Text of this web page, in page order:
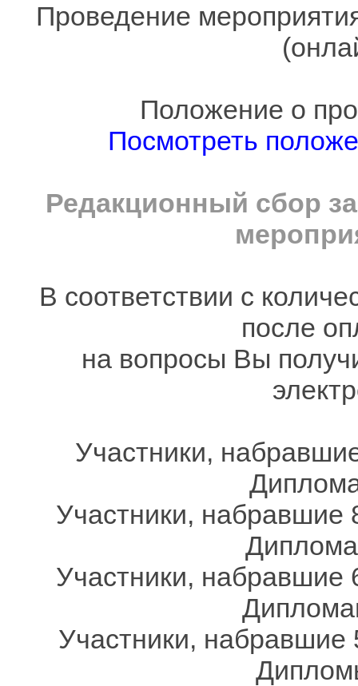
Проведение
Положение о
Посмотреть
Редакционный сбор
В соответствии с
после
на вопросы Вы
Участники,
Участники, набравшие
Участники, набравшие
Участники,